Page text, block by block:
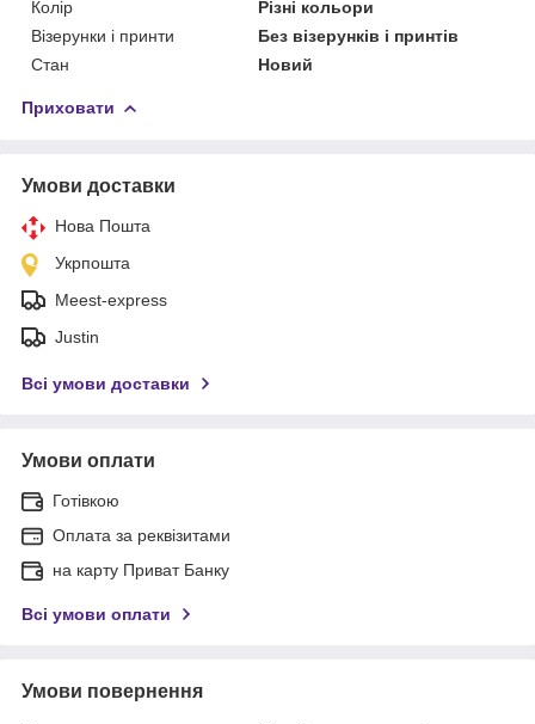
Колір
Різні кольори
Візерунки і принти
Без візерунків і принтів
Стан
Новий
Приховати
Умови доставки
Нова Пошта
Укрпошта
Meest-express
Justin
Всі умови доставки
Умови оплати
Готівкою
Оплата за реквізитами
на карту Приват Банку
Всі умови оплати
Умови повернення